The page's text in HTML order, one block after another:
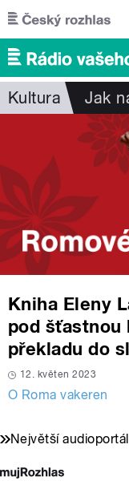
Přejít k hlavnímu
Kultura Jak
Kniha Eleny
pod šťastnou
překladu do
12. květen 2023
O Roma vakeren
Největší